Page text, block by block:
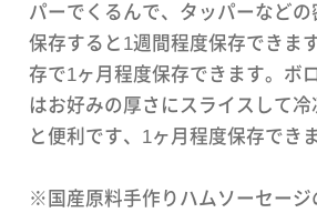
パーでくるんで、タッパーなど
保存すると1週間程度保存できま
存で1ヶ月程度保存できます。ボ
はお好みの厚さにスライスして冷
と便利です、1ヶ月程度保存でき
※国産原料手作りハムソーセージ